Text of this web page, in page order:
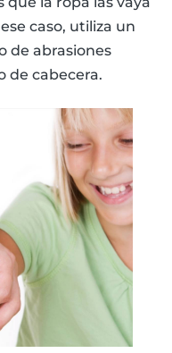
caso, utiliza un
de abrasiones
de cabecera.